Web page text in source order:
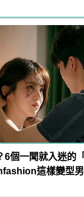
6個一聞就入迷的
這樣變型男